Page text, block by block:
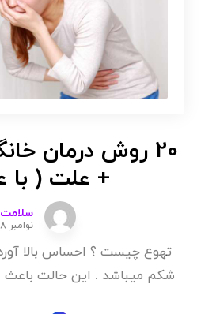
20 روش درمان
+ علت (
سلامت
نوامبر 18, 2017
تهوع چیست ؟ احساس بالا
شکم میباشد . این حالت